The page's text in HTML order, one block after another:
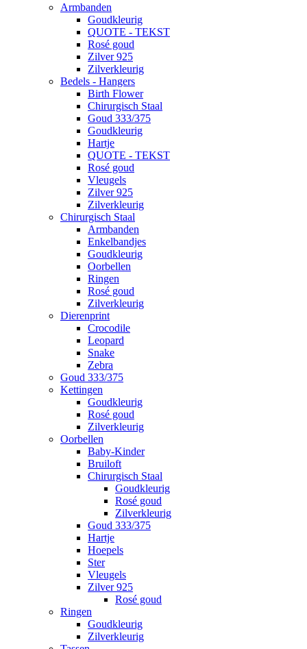
Armbanden
Goudkleurig
QUOTE - TEKST
Rosé goud
Zilver 925
Zilverkleurig
Bedels - Hangers
Birth Flower
Chirurgisch Staal
Goud 333/375
Goudkleurig
Hartje
QUOTE - TEKST
Rosé goud
Vleugels
Zilver 925
Zilverkleurig
Chirurgisch Staal
Armbanden
Enkelbandjes
Goudkleurig
Oorbellen
Ringen
Rosé goud
Zilverkleurig
Dierenprint
Crocodile
Leopard
Snake
Zebra
Goud 333/375
Kettingen
Goudkleurig
Rosé goud
Zilverkleurig
Oorbellen
Baby-Kinder
Bruiloft
Chirurgisch Staal
Goudkleurig
Rosé goud
Zilverkleurig
Goud 333/375
Hartje
Hoepels
Ster
Vleugels
Zilver 925
Rosé goud
Ringen
Goudkleurig
Zilverkleurig